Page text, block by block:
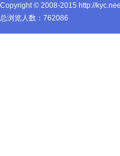
Copyright © 2008-2015 http://
总浏览人数： 762086